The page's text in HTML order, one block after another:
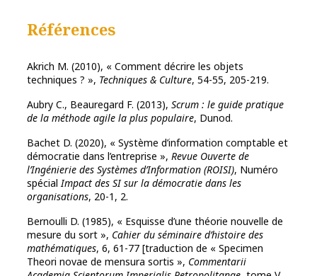
Références
Akrich M. (2010), « Comment décrire les objets
techniques ? », Techniques & Culture, 54-55, 205-219.
Aubry C., Beauregard F. (2013), Scrum : le guide pratique
de la méthode agile la plus populaire, Dunod.
Bachet D. (2020), « Système d’information comptable et
démocratie dans l’entreprise », Revue Ouverte de
l’Ingénierie des Systèmes d’Information (ROISI), Numéro
spécialImpact des SI sur la démocratie dans les
organisations, 20-1, 2.
Bernoulli D. (1985), « Esquisse d’une théorie nouvelle de
mesure du sort », Cahier du séminaire d’histoire des
mathématiques, 6, 61-77 [traduction de « Specimen
Theori novae de mensura sortis », Commentarii